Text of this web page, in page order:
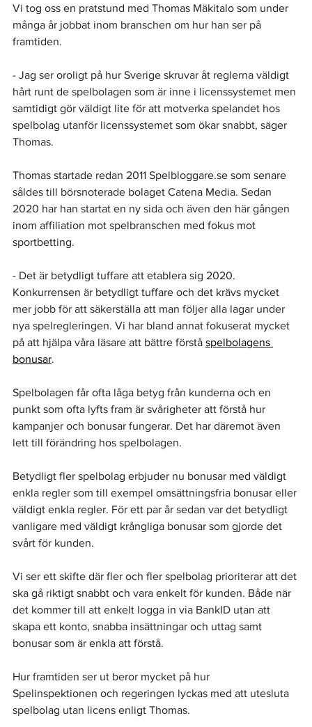
Vi tog oss en pratstund med Thomas Mäkitalo som under
många år jobbat inom branschen om hur han ser på
framtiden.
- Jag ser oroligt på hur Sverige skruvar åt reglerna väldigt
hårt runt de spelbolagen som är inne i licenssystemet men
samtidigt gör väldigt lite för att motverka spelandet hos
spelbolag utanför licenssystemet som ökar snabbt, säger
Thomas.
Thomas startade redan 2011 Spelbloggare.se som senare
såldes till börsnoterade bolaget Catena Media. Sedan
2020 har han startat en ny sida och även den här gången
inom affiliation mot spelbranschen med fokus mot
sportbetting.
- Det är betydligt tuffare att etablera sig 2020.
Konkurrensen är betydligt tuffare och det krävs mycket
mer jobb för att säkerställa att man följer alla lagar under
nya spelregleringen. Vi har bland annat fokuserat mycket
på att hjälpa våra läsare att bättre förstå spelbolagens
bonusar.
Spelbolagen får ofta låga betyg från kunderna och en
punkt som ofta lyfts fram är svårigheter att förstå hur
kampanjer och bonusar fungerar. Det har däremot även
lett till förändring hos spelbolagen.
Betydligt fler spelbolag erbjuder nu bonusar med väldigt
enkla regler som till exempel omsättningsfria bonusar eller
väldigt enkla regler. För ett par år sedan var det betydligt
vanligare med väldigt krångliga bonusar som gjorde det
svårt för kunden.
Vi ser ett skifte där fler och fler spelbolag prioriterar att det
ska gå riktigt snabbt och vara enkelt för kunden. Både när
det kommer till att enkelt logga in via BankID utan att
skapa ett konto, snabba insättningar och uttag samt
bonusar som är enkla att förstå.
Hur framtiden ser ut beror mycket på hur
Spelinspektionen och regeringen lyckas med att utesluta
spelbolag utan licens enligt Thomas.